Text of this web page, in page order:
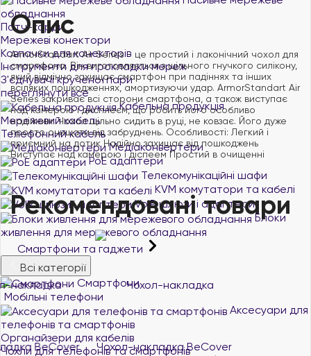
обладнання
Патч-корди
Мережеві конектори
Ковпачки для конекторів
Інструменти для прокладки мереж
З'єднувачі крученої пари
переглянути все
Кабельна продукція
Мережевий кабель
Телефонний кабель
Медіаконвертери
PoE адаптери
Телекомунікаційні шафи
KVM комутатори та кабелі
VoIP шлюзи і адаптери
Блоки
живлення для мережевого обладнання
Смартфони та гаджети
Всі категорії
Смартфони
Мобільні телефони
Аксесуари для
телефонів та смартфонів
Органайзери для кабелів
Чохли для телефонів та смартфонів
Опис
ArmorStandart Air Series - це простий і лаконічний чохол для
смартфона. Він виготовляється з щільного гнучкого силікону,
який відмінно захищає смартфон при падіннях та інших
всіляких пошкодженнях, амортизуючи удар. ArmorStandart Air
Series закриває всі сторони смартфона, а також виступає
над камерою і дисплеєм, що робить його особливо
надійним. Чохол щільно сидить в руці, не ковзає. Його дуже
просто очищати від забруднень. Особливості: Легкий і
приємний на дотик Надійно захищає від пошкоджень
Виступає над камерою і діспеем Простий в очищенні
Рекомендовані товари
Чохол-накладка BeCover
Чохол-накладка BeCover